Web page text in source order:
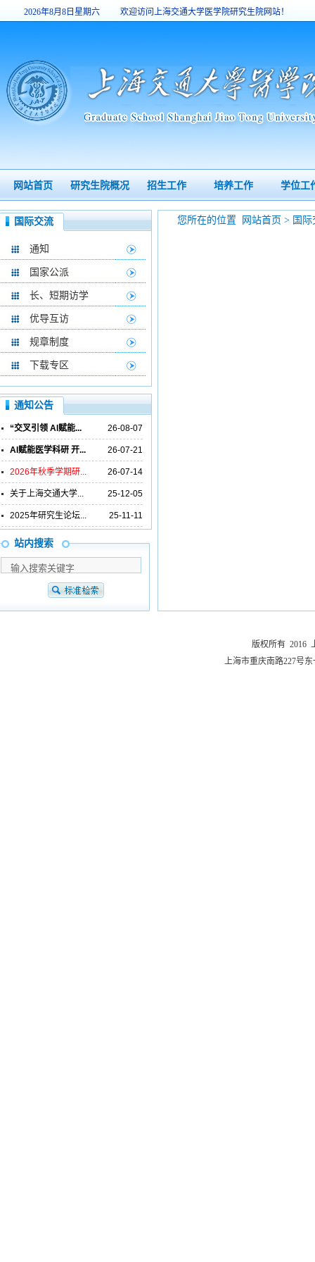
版权所有 2016
上海市重庆南路227号
网站首页 研究生院概况 招生工作 培养工作 学位工
2026年8月8日星期六
8:27:55
欢迎访问上海交通大学医学院研究生院网站！
国际交流
通知
国家公派
长、短期访学
优导互访
规章制度
下载专区
您所在的位置 网站首页 > 国
通知公告
“交叉引领 AI赋能... 26-08-07
AI赋能医学科研 开... 26-07-21
2026年秋季学期研... 26-07-14
关于上海交通大学... 25-12-05
2025年研究生论坛... 25-11-11
站内搜索